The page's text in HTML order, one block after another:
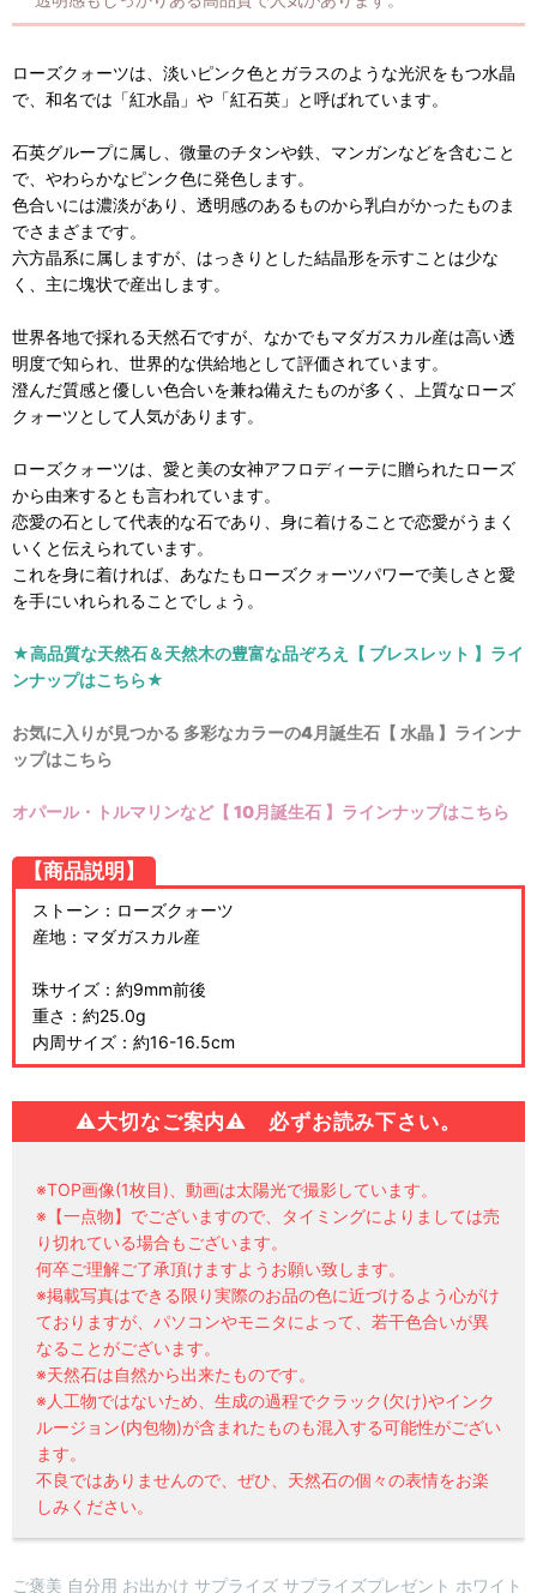
ローズクォーツは、淡いピンク色とガラスのような光沢をもつ水晶
で、和名では「紅水晶」や「紅石英」と呼ばれています。
石英グループに属し、微量のチタンや鉄、マンガンなどを含むこと
で、やわらかなピンク色に発色します。
色合いには濃淡があり、透明感のあるものから乳白がかったものま
でさまざまです。
六方晶系に属しますが、はっきりとした結晶形を示すことは少な
く、主に塊状で産出します。
世界各地で採れる天然石ですが、なかでもマダガスカル産は高い透
明度で知られ、世界的な供給地として評価されています。
澄んだ質感と優しい色合いを兼ね備えたものが多く、上質なローズ
クォーツとして人気があります。
ローズクォーツは、愛と美の女神アフロディーテに贈られたローズ
から由来するとも言われています。
恋愛の石として代表的な石であり、身に着けることで恋愛がうまく
いくと伝えられています。
これを身に着ければ、あなたもローズクォーツパワーで美しさと愛
を手にいれられることでしょう。
★高品質な天然石＆天然木の豊富な品ぞろえ【 ブレスレット 】ライ
ンナップはこちら★
お気に入りが見つかる 多彩なカラーの4月誕生石【 水晶 】ラインナ
ップはこちら
オパール・トルマリンなど【 10月誕生石 】ラインナップはこちら
【商品説明】
ストーン：ローズクォーツ
産地：マダガスカル産
珠サイズ：約9mm前後
重さ：約25.0g
内周サイズ：約16-16.5cm
⚠大切なご案内⚠ 必ずお読み下さい。
※TOP画像(1枚目)、動画は太陽光で撮影しています。
※【一点物】でございますので、タイミングによりましては売
り切れている場合もございます。
何卒ご理解ご了承頂けますようお願い致します。
※掲載写真はできる限り実際のお品の色に近づけるよう心がけ
ておりますが、パソコンやモニタによって、若干色合いが異
なることがございます。
※天然石は自然から出来たものです。
※人工物ではないため、生成の過程でクラック(欠け)やインク
ルージョン(内包物)が含まれたものも混入する可能性がござい
ます。
不良ではありませんので、ぜひ、天然石の個々の表情をお楽
しみください。
ご褒美 自分用 お出かけ サプライズ サプライズプレゼント ホワイト